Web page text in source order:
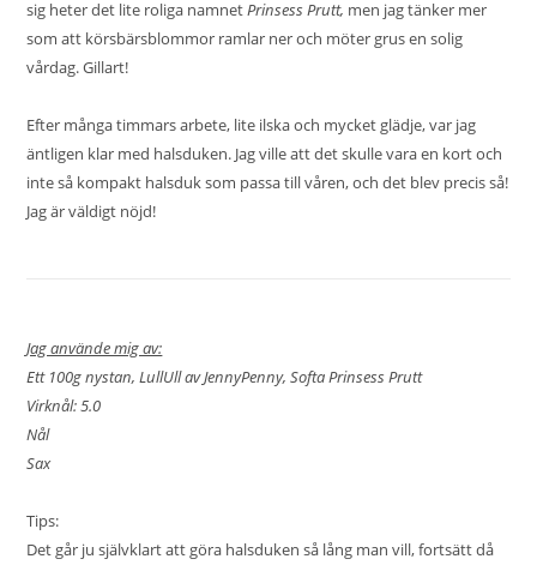
sig heter det lite roliga namnetPrinsess Prutt, men jag tänker mer
som att körsbärsblommor ramlar ner och möter grus en solig
vårdag. Gillart!
Efter många timmars arbete, lite ilska och mycket glädje, var jag
äntligen klar med halsduken. Jag ville att det skulle vara en kort och
inte så kompakt halsduk som passa till våren, och det blev precis så!
Jag är väldigt nöjd!
Jag använde mig av:
Ett 100g nystan, LullUll av JennyPenny, Softa Prinsess Prutt
Virknål: 5.0
Nål
Sax
Tips:
Det går ju självklart att göra halsduken så lång man vill, fortsätt då